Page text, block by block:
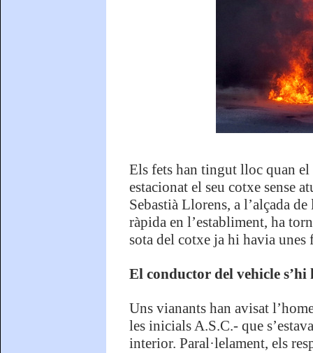
Els fets han tingut lloc quan
estacionat el seu cotxe sense
Sebastià Llorens, a l’alçada
ràpida en l’establiment, ha
sota del cotxe ja hi havia unes
El conductor del vehicle
Uns vianants han avisat
les inicials A.S.C.- que
interior. Paral·lelament, els